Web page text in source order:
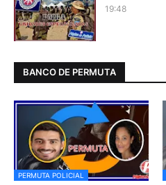
19:48
BANCO DE PERMUTA
PERMUTA POLICIAL